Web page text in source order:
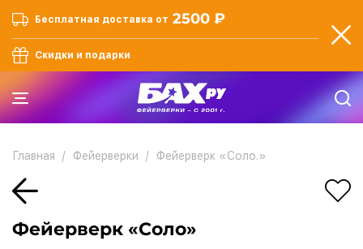
Бесплатная доставка от 2500 ₽
Скидки и подарки
Главная Фейерверки Фейерверк «Соло.»
Фейерверк «Соло»